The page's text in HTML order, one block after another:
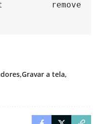
remove
Gravar a tela